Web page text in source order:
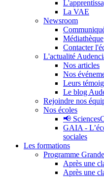
La VAE
Newsroom
Médiathèque
Contacter
L'actualité
Nos articles
Nos
Leurs
Le blog
Rejoindre nos
Nos écoles
📢
GAIA -
sociales
Les formations
Programme
Après une
Après une